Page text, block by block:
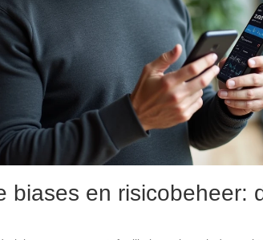
biases en risicobeheer: